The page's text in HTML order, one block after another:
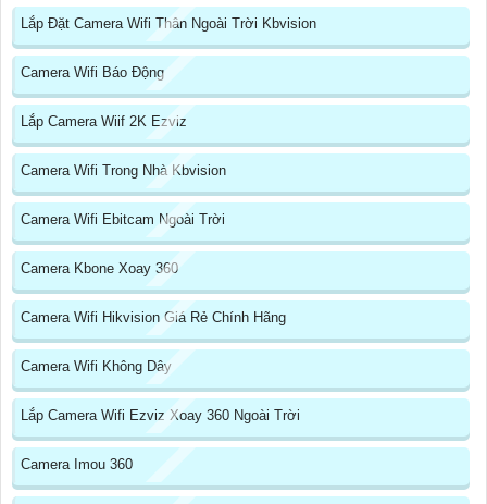
Lắp Đặt Camera Wifi Thân Ngoài Trời Kbvision
Camera Wifi Báo Động
Lắp Camera Wiif 2K Ezviz
Camera Wifi Trong Nhà Kbvision
Camera Wifi Ebitcam Ngoài Trời
Camera Kbone Xoay 360
Camera Wifi Hikvision Giá Rẻ Chính Hãng
Camera Wifi Không Dây
Lắp Camera Wifi Ezviz Xoay 360 Ngoài Trời
Camera Imou 360